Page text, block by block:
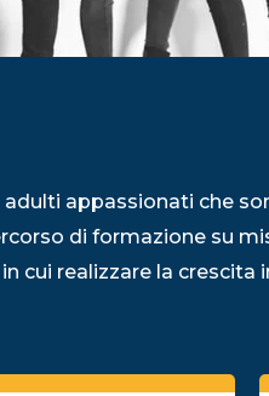
adulti appassionati che
di formazione su
cui realizzare la crescita